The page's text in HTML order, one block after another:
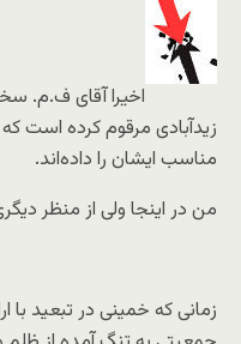
اخیرا آقای ف.‌م.
زیدآبادی مرقوم کرده است که
مناسب ایشان را داده‌اند.
من در اینجا ولی از منظر
زمانی که خمینی در تبعید